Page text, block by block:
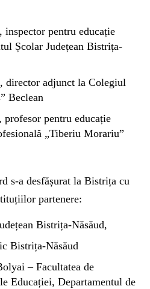
pentru educație
Școlar Județean Bistrița-
director adjunct la Colegiul
Beclean
pentru educație
„Tiberiu Morariu”
s-a desfășurat la Bistrița cu
partenere:
Bistrița-Năsăud,
Bistrița-Năsăud
– Facultatea de
Educației, Departamentul de